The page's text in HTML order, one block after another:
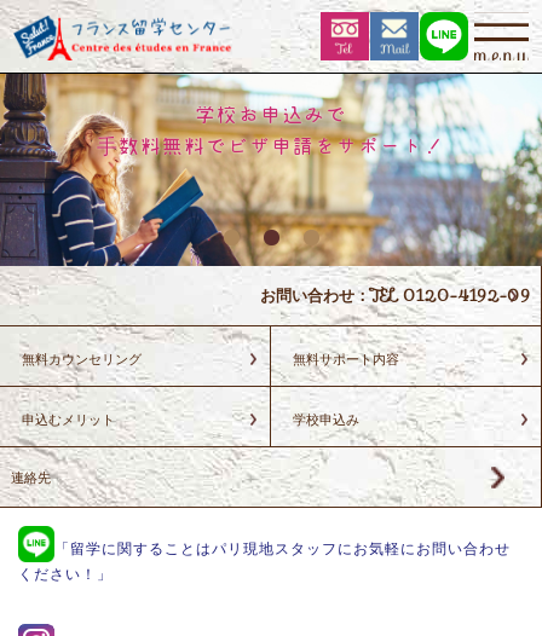
学校お申込みで
手数料無料でビザ申請をサポート！
お問い合わせ：TEL 0120-4192-09
無料カウンセリング 無料サポート内容
申込むメリット 学校申込み
連絡先
「留学に関することはパリ現地スタッフにお気軽にお問い合わせ
ください！」